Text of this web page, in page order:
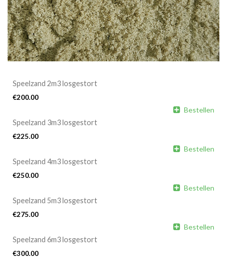
Speelzand 2m3 losgestort
€200.00
 Bestellen
Speelzand 3m3 losgestort
€225.00
 Bestellen
Speelzand 4m3 losgestort
€250.00
 Bestellen
Speelzand 5m3 losgestort
€275.00
 Bestellen
Speelzand 6m3 losgestort
€300.00